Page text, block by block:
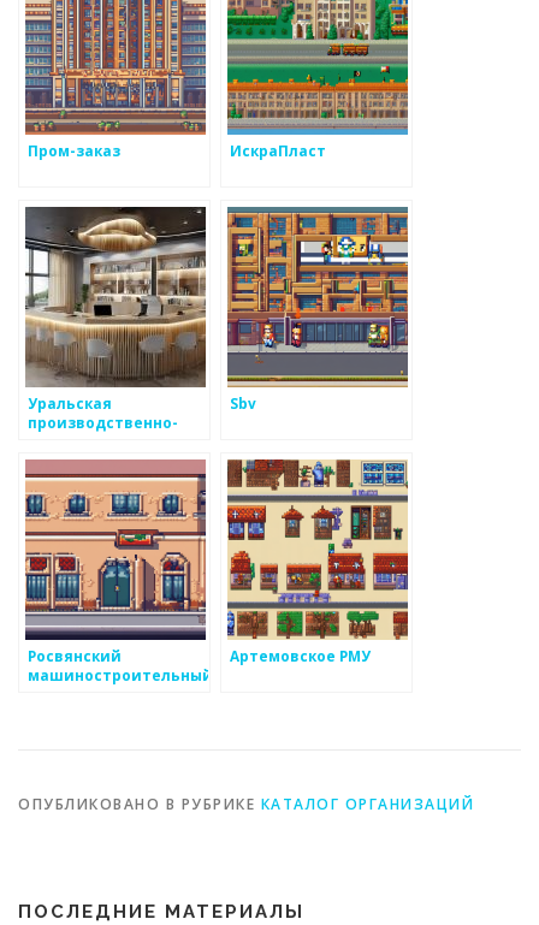
Пром-заказ ИскраПласт
Уральская
производственно-
Sbv
Росвянский
машиностроительный
Артемовское РМУ
ОПУБЛИКОВАНО В РУБРИКЕ КАТАЛОГ ОРГАНИЗАЦИЙ
ПОСЛЕДНИЕ МАТЕРИАЛЫ